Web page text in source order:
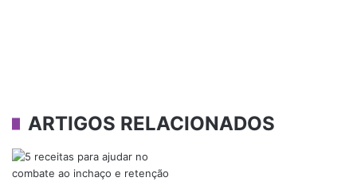
ARTIGOS RELACIONADOS